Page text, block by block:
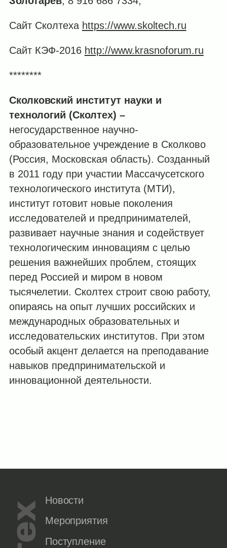
Сайт Сколтеха https://www.skoltech.ru
Сайт КЭФ-2016 http://www.krasnoforum.ru
********
Сколковский институт науки и
технологий (Сколтех) –
негосударственное научно-
образовательное учреждение в Сколково
(Россия, Московская область). Созданный
в 2011 году при участии Массачусетского
технологического института (МТИ),
институт готовит новые поколения
исследователей и предпринимателей,
развивает научные знания и содействует
технологическим инновациям с целью
решения важнейших проблем, стоящих
перед Россией и миром в новом
тысячелетии. Сколтех строит свою работу,
опираясь на опыт лучших российских и
международных образовательных и
исследовательских институтов. При этом
особый акцент делается на преподавание
навыков предпринимательской и
инновационной деятельности.
Новости
Мероприятия
Поступление